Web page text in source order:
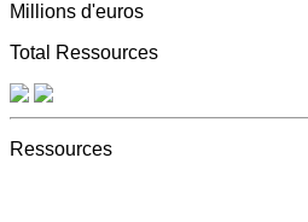
Millions d'euros
Total Ressources
Ressources